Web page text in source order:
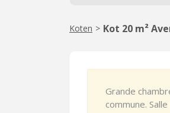
Koten > Kot 20 m²
Grande
commune.